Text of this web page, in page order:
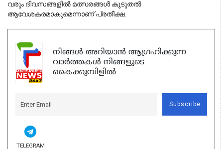
വരും ദിവസങ്ങളിൽ മത്സരങ്ങൾ കൂടുതൽ
ആവേശകരമാകുമെന്നാണ് പ്രതീക്ഷ.
നിങ്ങൾ അറിയാൻ ആഗ്രഹിക്കുന്ന
വാർത്തകൾ നിങ്ങളുടെ
കൈക്കുമ്പിളിൽ
Subscribe
TELEGRAM